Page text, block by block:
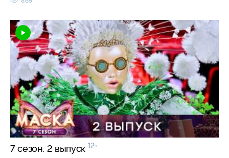
7 сезон. 2 выпуск 12+